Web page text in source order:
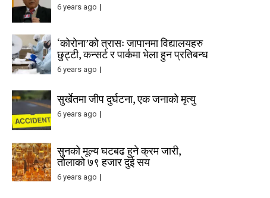
6 years ago
‘कोरोना’को त्रासः जापानमा विद्यालयहरु
छुट्टी, कन्सर्ट र पार्कमा भेला हुन प्रतिबन्ध
6 years ago
सुर्खेतमा जीप दुर्घटना, एक जनाको मृत्यु
6 years ago
सुनको मूल्य घटबढ हुने क्रम जारी,
तोलाको ७९ हजार दुई सय
6 years ago